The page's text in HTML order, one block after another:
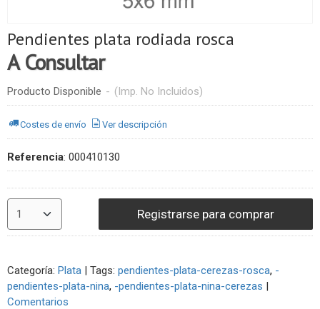
Pendientes plata rodiada rosca
A Consultar
Producto Disponible - (Imp. No Incluidos)
Costes de envío Ver descripción
Referencia: 000410130
Registrarse para comprar
Categoría: Plata | Tags: pendientes-plata-cerezas-rosca -
pendientes-plata-nina -pendientes-plata-nina-cerezas |
Comentarios